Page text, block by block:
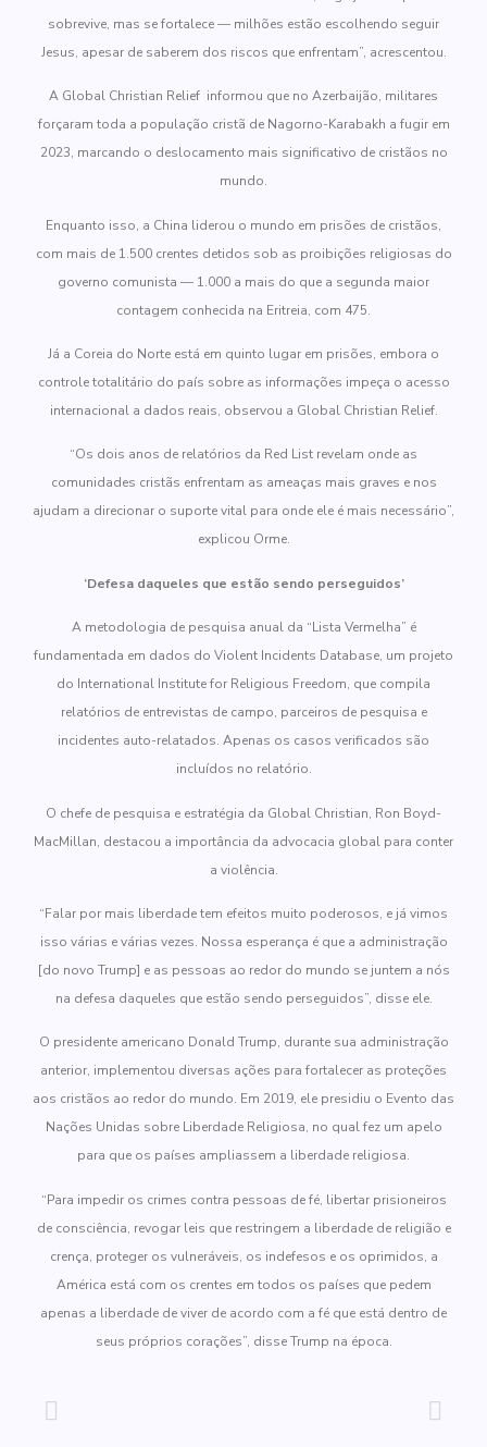
sobrevive, mas se fortalece — milhões estão escolhendo seguir
Jesus, apesar de saberem dos riscos que enfrentam”, acrescentou.
A Global Christian Relief informou que no Azerbaijão, militares
forçaram toda a população cristã de Nagorno-Karabakh a fugir em
2023, marcando o deslocamento mais significativo de cristãos no
mundo.
Enquanto isso, a China liderou o mundo em prisões de cristãos,
com mais de 1.500 crentes detidos sob as proibições religiosas do
governo comunista — 1.000 a mais do que a segunda maior
contagem conhecida na Eritreia, com 475.
Já a Coreia do Norte está em quinto lugar em prisões, embora o
controle totalitário do país sobre as informações impeça o acesso
internacional a dados reais, observou a Global Christian Relief.
“Os dois anos de relatórios da Red List revelam onde as
comunidades cristãs enfrentam as ameaças mais graves e nos
ajudam a direcionar o suporte vital para onde ele é mais necessário”,
explicou Orme.
‘Defesa daqueles que estão sendo perseguidos’
A metodologia de pesquisa anual da “Lista Vermelha” é
fundamentada em dados do Violent Incidents Database, um projeto
do International Institute for Religious Freedom, que compila
relatórios de entrevistas de campo, parceiros de pesquisa e
incidentes auto-relatados. Apenas os casos verificados são
incluídos no relatório.
O chefe de pesquisa e estratégia da Global Christian, Ron Boyd-
MacMillan, destacou a importância da advocacia global para conter
a violência.
“Falar por mais liberdade tem efeitos muito poderosos, e já vimos
isso várias e várias vezes. Nossa esperança é que a administração
[do novo Trump] e as pessoas ao redor do mundo se juntem a nós
na defesa daqueles que estão sendo perseguidos”, disse ele.
O presidente americano Donald Trump, durante sua administração
anterior, implementou diversas ações para fortalecer as proteções
aos cristãos ao redor do mundo. Em 2019, ele presidiu o Evento das
Nações Unidas sobre Liberdade Religiosa, no qual fez um apelo
para que os países ampliassem a liberdade religiosa.
“Para impedir os crimes contra pessoas de fé, libertar prisioneiros
de consciência, revogar leis que restringem a liberdade de religião e
crença, proteger os vulneráveis, os indefesos e os oprimidos, a
América está com os crentes em todos os países que pedem
apenas a liberdade de viver de acordo com a fé que está dentro de
seus próprios corações”, disse Trump na época.